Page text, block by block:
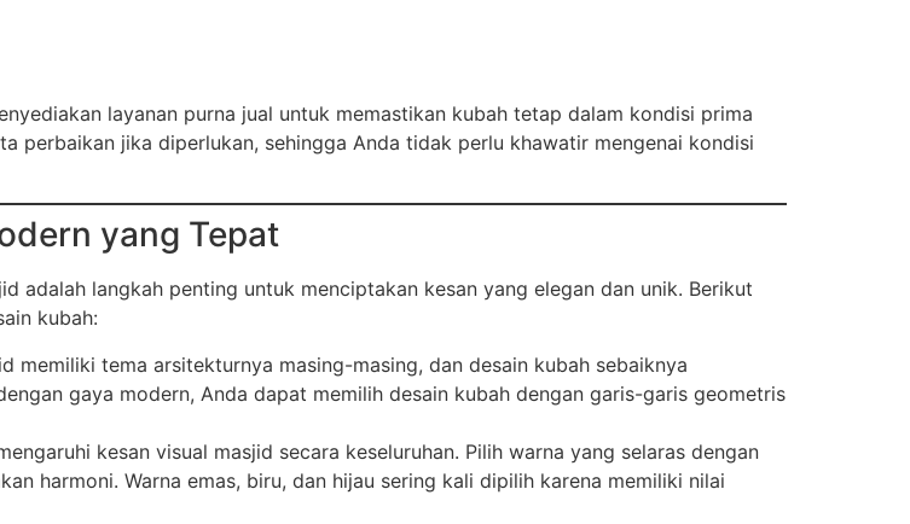
layanan purna jual untuk memastikan kubah tetap dalam kondisi prima
perbaikan jika diperlukan, sehingga Anda tidak perlu khawatir mengenai kondisi
yang Tepat
adalah langkah penting untuk menciptakan kesan yang elegan dan unik. Berikut
kubah:
memiliki tema arsitekturnya masing-masing, dan desain kubah sebaiknya
gaya modern, Anda dapat memilih desain kubah dengan garis-garis geometris
kesan visual masjid secara keseluruhan. Pilih warna yang selaras dengan
harmoni. Warna emas, biru, dan hijau sering kali dipilih karena memiliki nilai